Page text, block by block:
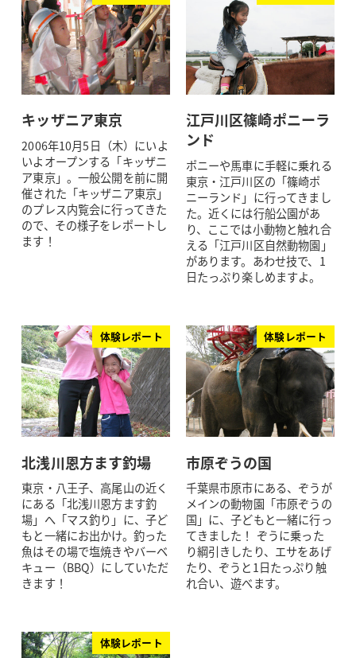
キッザニア東京
2006年10月5日（木）にいよ
いよオープンする「キッザニ
ア東京」。一般公開を前に開
催された「キッザニア東京」
のプレス内覧会に行ってきた
ので、その様子をレポートし
ます！
江戸川区篠崎ポニーラ
ンド
ポニーや馬車に手軽に乗れる
東京・江戸川区の「篠崎ポ
ニーランド」に行ってきまし
た。近くには行船公園があ
り、ここでは小動物と触れ合
える「江戸川区自然動物園」
があります。あわせ技で、1
日たっぷり楽しめますよ。
体験レポート
北浅川恩方ます釣場
東京・八王子、高尾山の近く
にある「北浅川恩方ます釣
場」へ「マス釣り」に、子ど
もと一緒にお出かけ。釣った
魚はその場で塩焼きやバーベ
キュー（BBQ）にしていただ
きます！
体験レポート
市原ぞうの国
千葉県市原市にある、ぞうが
メインの動物園「市原ぞうの
国」に、子どもと一緒に行っ
てきました！ ぞうに乗った
り綱引きしたり、エサをあげ
たり、ぞうと1日たっぷり触
れ合い、遊べます。
体験レポート